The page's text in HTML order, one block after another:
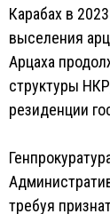
Карабах в
выселения
Арцаха
структуры
резиденции
требуя